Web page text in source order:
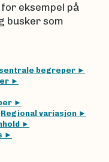
eksempel på
busker som
begreper
Regional variasjon